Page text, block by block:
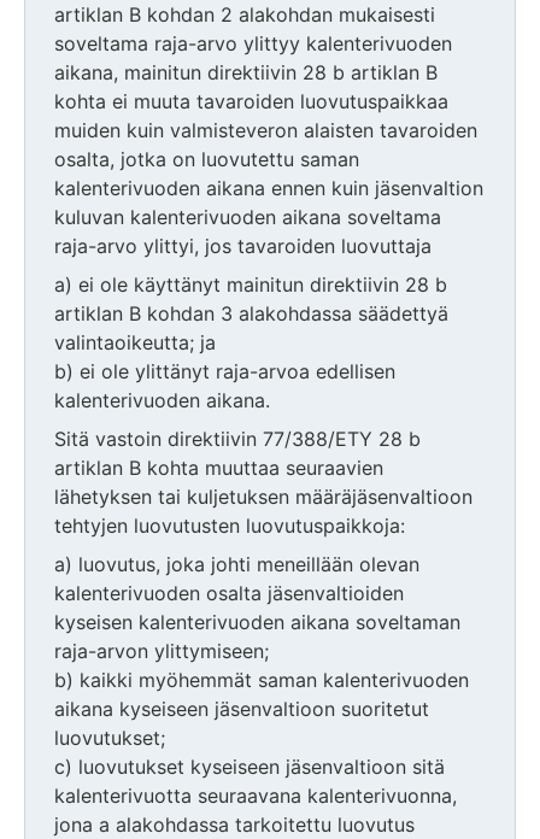
artiklan B kohdan 2 alakohdan mukaisesti
soveltama raja-arvo ylittyy kalenterivuoden
aikana, mainitun direktiivin 28 b artiklan B
kohta ei muuta tavaroiden luovutuspaikkaa
muiden kuin valmisteveron alaisten tavaroiden
osalta, jotka on luovutettu saman
kalenterivuoden aikana ennen kuin jäsenvaltion
kuluvan kalenterivuoden aikana soveltama
raja-arvo ylittyi, jos tavaroiden luovuttaja
a) ei ole käyttänyt mainitun direktiivin 28 b
artiklan B kohdan 3 alakohdassa säädettyä
valintaoikeutta; ja
b) ei ole ylittänyt raja-arvoa edellisen
kalenterivuoden aikana.
Sitä vastoin direktiivin 77/388/ETY 28 b
artiklan B kohta muuttaa seuraavien
lähetyksen tai kuljetuksen määräjäsenvaltioon
tehtyjen luovutusten luovutuspaikkoja:
a) luovutus, joka johti meneillään olevan
kalenterivuoden osalta jäsenvaltioiden
kyseisen kalenterivuoden aikana soveltaman
raja-arvon ylittymiseen;
b) kaikki myöhemmät saman kalenterivuoden
aikana kyseiseen jäsenvaltioon suoritetut
luovutukset;
c) luovutukset kyseiseen jäsenvaltioon sitä
kalenterivuotta seuraavana kalenterivuonna,
jona a alakohdassa tarkoitettu luovutus